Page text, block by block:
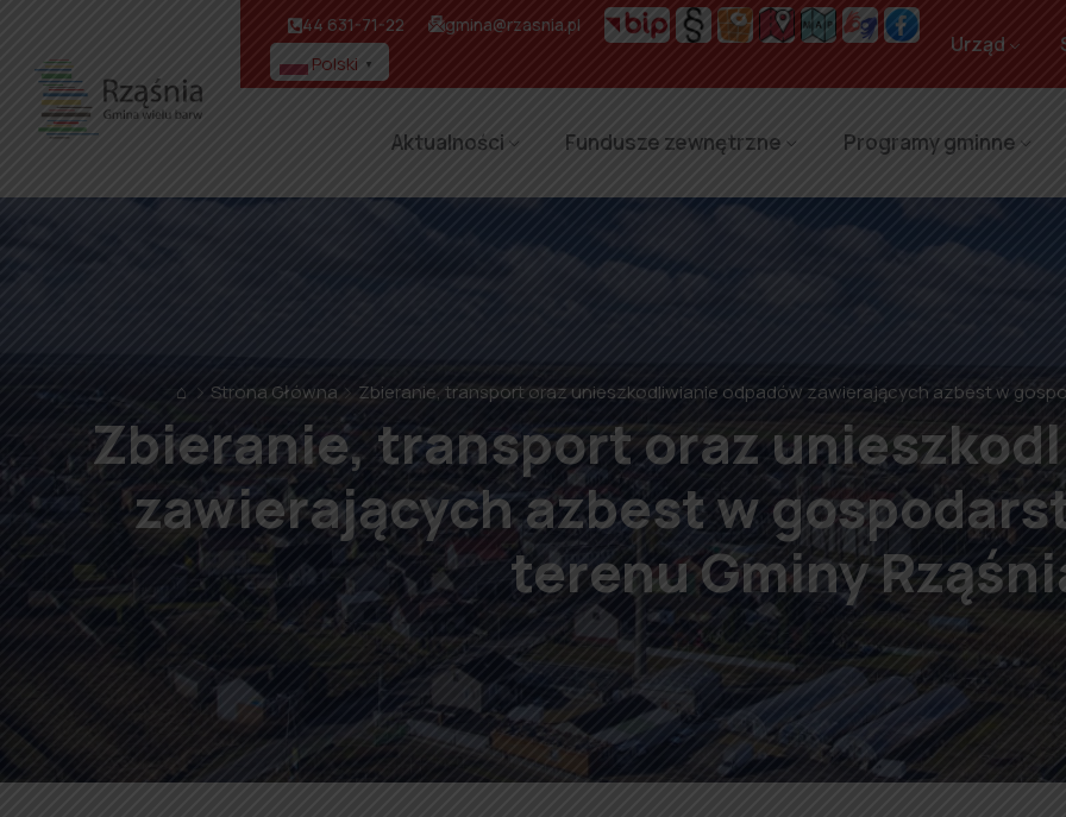
44 631-71-22 gmina@rzasnia.pl
Polski ▼
Urząd
Aktualności Fundusze zewnętrzne Programy gminne
⌂ Strona Główna Zbieranie, transport oraz unieszkodliwianie odpadów zawierających azbest w
Zbieranie, transport oraz
zawierających azbest w
terenu Gminy